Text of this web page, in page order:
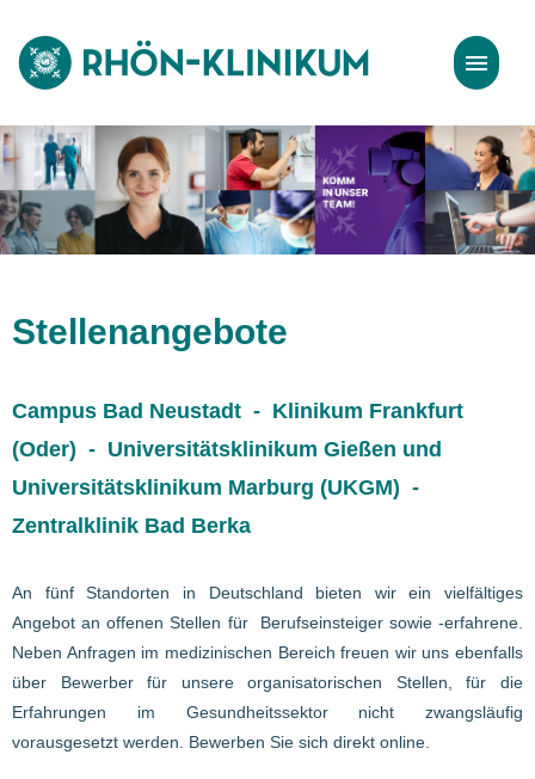
Stellenangebote
Bewerbungstipps
Stellenangebote
Campus Bad Neustadt - Klinikum Frankfurt
(Oder) - Universitätsklinikum Gießen und
Universitätsklinikum Marburg (UKGM) -
Zentralklinik Bad Berka
An fünf Standorten in Deutschland bieten wir ein vielfältiges
Angebot an offenen Stellen für Berufseinsteiger sowie -erfahrene.
Neben Anfragen im medizinischen Bereich freuen wir uns ebenfalls
über Bewerber für unsere organisatorischen Stellen, für die
Erfahrungen im Gesundheitssektor nicht zwangsläufig
vorausgesetzt werden. Bewerben Sie sich direkt online.